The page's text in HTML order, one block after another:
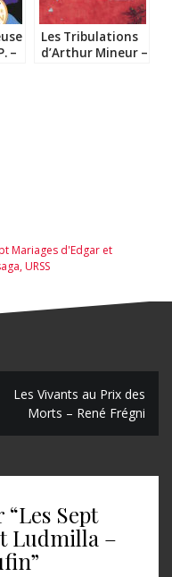
–
Les Tribulations
d’Arthur Mineur –
Mariages d'Edgar et
,URSS
Les Vivants au Prix des
Morts – René Frégni
“Les Sept
Ludmilla –
”